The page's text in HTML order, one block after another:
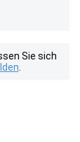
Sie sich